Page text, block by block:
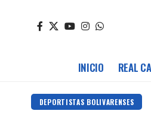
INICIO REAL
DEPORTISTAS BOLIVARENSES